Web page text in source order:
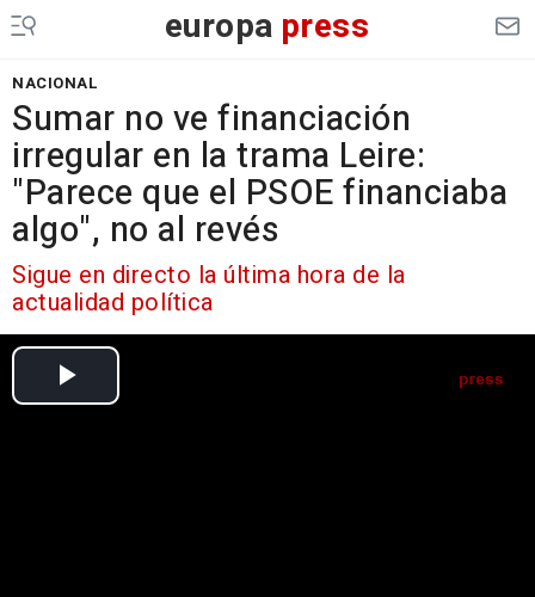
europa press
NACIONAL
Sumar no ve financiación
irregular en la trama Leire:
"Parece que el PSOE financiaba
algo", no al revés
Sigue en directo la última hora de la
actualidad política